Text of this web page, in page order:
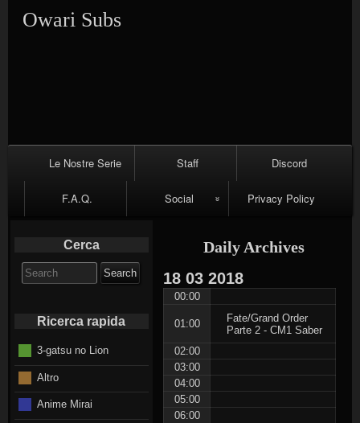
Owari Subs
Le Nostre Serie Staff Discord
F.A.Q. Social
Telegram
Privacy Policy
Daily Archives
18 03 2018
00:00
01:00
Fate/Grand Order
Parte 2 - CM1 Saber
02:00
03:00
04:00
05:00
06:00
Cerca
Search
for:
Ricerca rapida
3-gatsu no Lion
Altro
Anime Mirai